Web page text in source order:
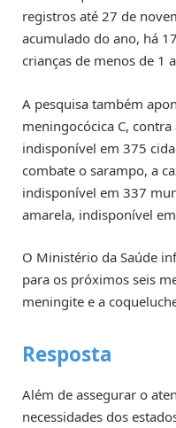
registros até 27 de
acumulado do ano, há
crianças de menos de 1
A pesquisa também
meningocócica C,
indisponível em 375
combate o sarampo, a
indisponível em 337
amarela, indisponível
O Ministério da Saúde
para os próximos seis
meningite e a
Resposta
Além de assegurar o
necessidades dos